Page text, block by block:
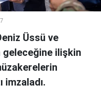
Üssü ve
geleceğine ilişkin
imzaladı.